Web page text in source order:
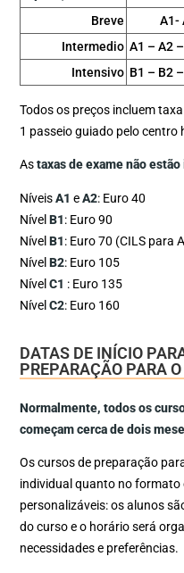
Breve A1-
Intermedio A1 – A2
Intensivo B1 – B2
Todos os preços incluem
1 passeio guiado pelo centro
Astaxas de exame não
NíveisA1 eA2: Euro 40
NívelB1: Euro 90
NívelB1: Euro 70 (CILS para
NívelB2: Euro 105
NívelC1 ​: Euro 135
NívelC2: Euro 160
DATAS DE INÍCIO
PREPARAÇÃO PARA
Normalmente, todos os
começam cerca de dois
Os cursos de preparação
individual quanto no
personalizáveis: os alunos
do curso e o horário será
necessidades e preferências.